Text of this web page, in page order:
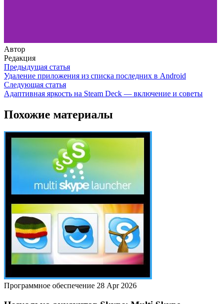
Автор
Редакция
Предыдущая статья
Удаление приложения из списка последних в Android
Следующая статья
Адаптивная яркость на Steam Deck — включение и советы
Похожие материалы
Программное обеспечение 28 Apr 2026